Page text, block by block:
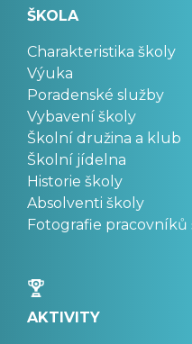
ŠKOLA
Charakteristika školy
Výuka
Poradenské služby
Vybavení školy
Školní družina a klub
Školní jídelna
Historie školy
Absolventi školy
Fotografie pracovníků
AKTIVITY